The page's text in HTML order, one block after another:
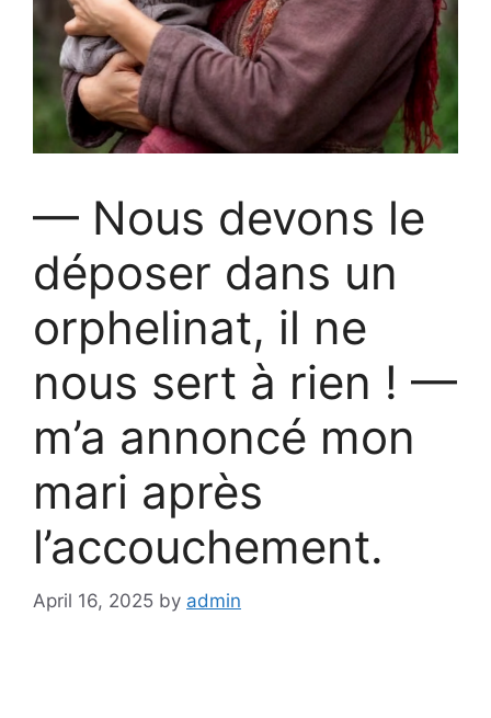
— Nous devons le
déposer dans un
orphelinat, il ne
nous sert à rien ! —
m’a annoncé mon
mari après
l’accouchement.
April 16, 2025 by admin